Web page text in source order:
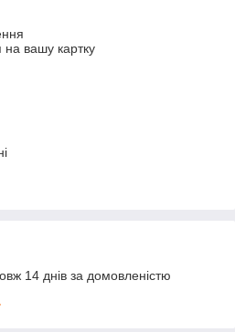
на вашу картку
14 днів за домовленістю